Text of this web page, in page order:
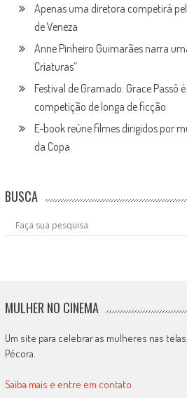
Apenas uma diretora competirá
de Veneza
Anne Pinheiro Guimarães narra
Criaturas”
Festival de Gramado: Grace Passô
competição de longa de ficção
E-book reúne filmes dirigidos por
da Copa
BUSCA
MULHER NO CINEMA
Um site para celebrar as mulheres nas
Pécora.
Saiba mais e entre em contato